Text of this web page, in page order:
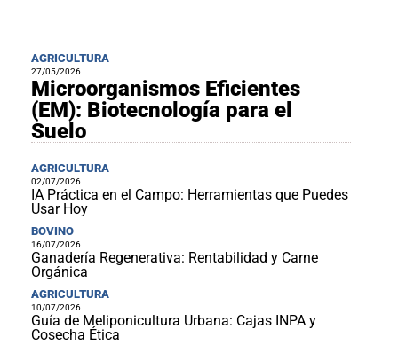
Hidroponía
Pastos
Forrajes
Ovinos
caprinos
Post-
Cosecha
AGRICULTURA
27/05/2026
Microorganismos Eficientes
(EM): Biotecnología para el
Suelo
AGRICULTURA
02/07/2026
IA Práctica en el Campo: Herramientas que Puedes
Usar Hoy
BOVINO
16/07/2026
Ganadería Regenerativa: Rentabilidad y Carne
Orgánica
AGRICULTURA
10/07/2026
Guía de Meliponicultura Urbana: Cajas INPA y
Cosecha Ética